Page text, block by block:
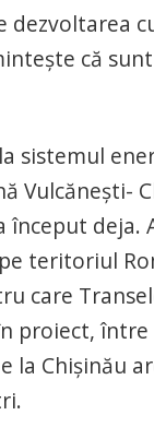
dezvoltarea
că
sistemul
Vulcăneşti-
deja.
teritoriul
care
proiect,
la Chișinău